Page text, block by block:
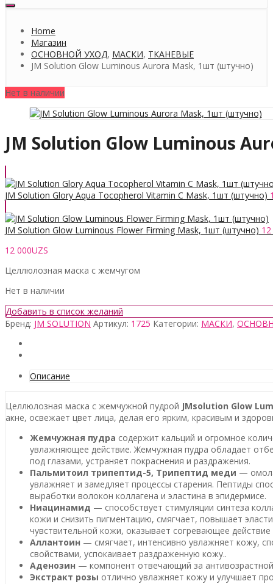
Home
Магазин
ОСНОВНОЙ УХОД, МАСКИ, ТКАНЕВЫЕ
JM Solution Glow Luminous Aurora Mask, 1шт (штучно)
Нет в наличии
JM Solution Glow Luminous
JM Solution Glory Aqua Tocopherol Vitamin C Mask, 1шт (штучно)
JM Solution Glow Luminous Flower Firming Mask, 1шт (штучно)
12 000UZS
Целлюлозная маска с жемчугом
Нет в наличии
Добавить в список желаний
Бренд: JM SOLUTION Артикул: 1725 Категории: МАСКИ,
Описание
Целлюлозная маска с жемчужной пудрой JMsolution Glow
акне, освежает цвет лица, делая его ярким, красивым и
Жемчужная пудра содержит кальций и огромное
увлажняющее действие. Жемчужная пудра обладает
под глазами, устраняет покраснения и раздражения.
Пальмитоил трипептид-5, Трипептид меди —
увлажняет и замедляет процессы старения. Пептиды
выработки волокон коллагена и эластина в эпидермисе.
Ниацинамид — способствует стимуляции синтеза
кожи и снизить пигментацию, смягчает, повышает
чувствительной кожи, оказывает согревающее
Аллантоин — смягчает, интенсивно увлажняет кожу,
свойствами, успокаивает раздраженную кожу..
Аденозин — компонент отвечающий за
Экстракт розы отлично увлажняет кожу и улучшает